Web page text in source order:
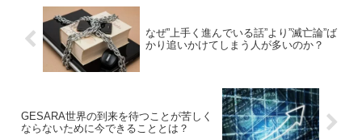
なぜ”上手く進んでいる話”より”滅亡論”ば
かり追いかけてしまう人が多いのか？
GESARA世界の到来を待つことが苦しく
ならないために今できることとは？